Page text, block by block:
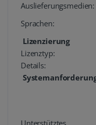
Auslieferungsmedien:
Sprachen:
Lizenzierung
Lizenztyp:
Details: